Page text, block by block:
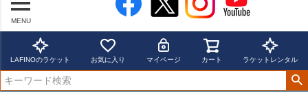
MENU
LAFINOのラケット お気に入り マイページ カート ラケットレンタル